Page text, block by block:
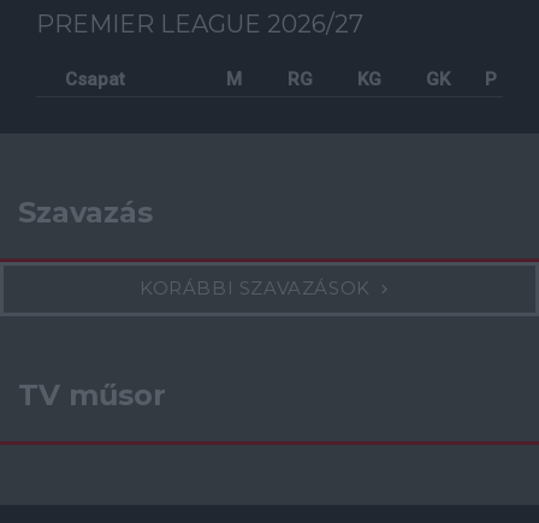
PREMIER LEAGUE 2026/27
Csapat M RG KG GK P
Szavazás
KORÁBBI SZAVAZÁSOK
TV műsor